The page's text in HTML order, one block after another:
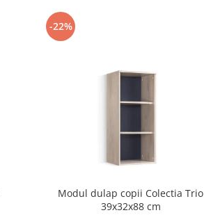
-22%
Modul dulap copii Colectia Trio
39x32x88 cm